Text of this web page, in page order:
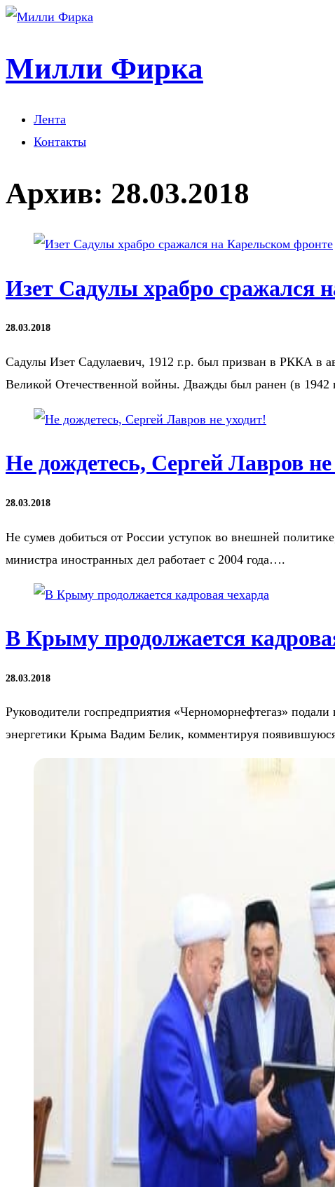
Милли Фирка
Лента
Контакты
Архив: 28.03.2018
Изет Садулы храбро сражался
28.03.2018
Садулы Изет Садулаевич, 1912 г.р. был призван в РККА в
Великой Отечественной войны. Дважды был ранен (в 1942
Не дождетесь, Сергей Лавров не
28.03.2018
Не сумев добиться от России уступок во внешней
министра иностранных дел работает с 2004 года….
В Крыму продолжается
28.03.2018
Руководители госпредприятия «Черноморнефтегаз»
энергетики Крыма Вадим Белик, комментируя